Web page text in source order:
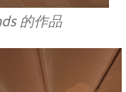
的作品